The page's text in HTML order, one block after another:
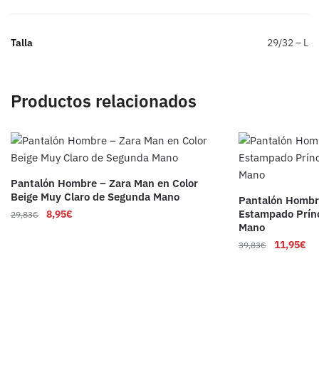
Talla 29/32 – L
Productos relacionados
Pantalón Hombre – Zara Man en Color
Beige Muy Claro de Segunda Mano
29,83€ 8,95€
Pantalón
Estampado
Mano
39,83€ 11,95€